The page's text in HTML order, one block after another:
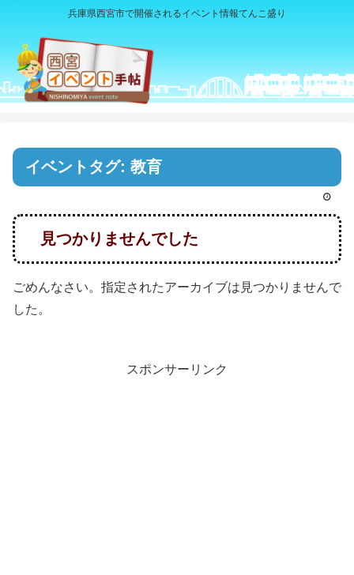
兵庫県西宮市で開催されるイベント情報てんこ盛り
イベントタグ: 教育
見つかりませんでした
ごめんなさい。指定されたアーカイブは見つかりませんで
した。
スポンサーリンク